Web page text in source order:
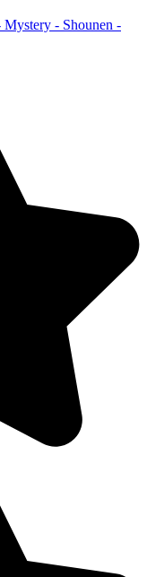
Mystery - Shounen -